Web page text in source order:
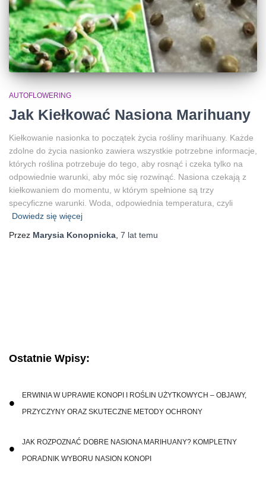
AUTOFLOWERING
Jak Kiełkować Nasiona Marihuany
Kiełkowanie nasionka to początek życia rośliny marihuany. Każde
zdolne do życia nasionko zawiera wszystkie potrzebne informacje,
których roślina potrzebuje do tego, aby rosnąć i czeka tylko na
odpowiednie warunki, aby móc się rozwinąć. Nasiona czekają z
kiełkowaniem do momentu, w którym spełnione są trzy
specyficzne warunki. Woda, odpowiednia temperatura, czyli
Dowiedz się więcej
Przez Marysia Konopnicka 7 lat temu
Ostatnie Wpisy:
ERWINIA W UPRAWIE KONOPI I ROŚLIN UŻYTKOWYCH – OBJAWY,
PRZYCZYNY ORAZ SKUTECZNE METODY OCHRONY
JAK ROZPOZNAĆ DOBRE NASIONA MARIHUANY? KOMPLETNY
PORADNIK WYBORU NASION KONOPI